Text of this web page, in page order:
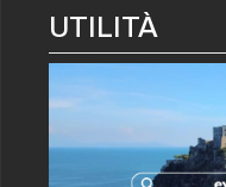
UTILITÀ